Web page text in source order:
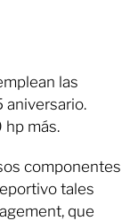
las
aniversario.
hp más.
componentes
tales
que